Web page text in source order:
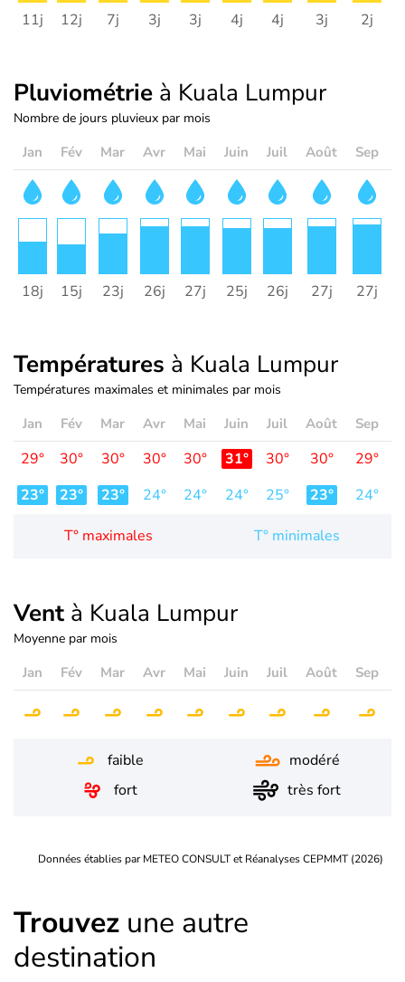
11j 12j 7j 3j 3j 4j 4j 3j 2j
Pluviométrie à Kuala Lumpur
Nombre de jours pluvieux par mois
Jan Fév Mar Avr Mai Juin Juil Août Sep
18j 15j 23j 26j 27j 25j 26j 27j 27j
Températures à Kuala Lumpur
Températures maximales et minimales par mois
Jan Fév Mar Avr Mai Juin Juil Août Sep
29° 30° 30° 30° 30° 31° 30° 30° 29°
23°
23° 23° 24° 24° 24° 25° 23° 24°
T° maximales T° minimales
Vent à Kuala Lumpur
Moyenne par mois
Jan Fév Mar Avr Mai Juin Juil Août Sep
faible
modéré
fort
très fort
Données établies par METEO CONSULT et Réanalyses CEPMMT (2026)
Trouvez une autre
destination